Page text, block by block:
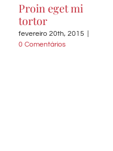
Proin eget mi
tortor
fevereiro 20th, 2015
0 Comentários